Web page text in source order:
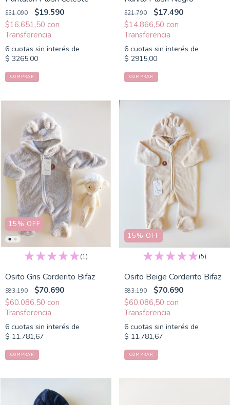
$31.090
$19.590
$16.651,50 con
6 cuotas sin interés de
$ 3265,00
COMPRAR
$21.790
$17.490
$14.866,50 con
6 cuotas sin interés de
$ 2915,00
COMPRAR
15% OFF
(1)
Osito Gris Corderito Bifaz
$83.190
$70.690
$60.086,50 con
6 cuotas sin interés de
$ 11.781,67
COMPRAR
15% OFF
(5)
Osito Beige Corderito Bifaz
$83.190
$70.690
$60.086,50 con
6 cuotas sin interés de
$ 11.781,67
COMPRAR